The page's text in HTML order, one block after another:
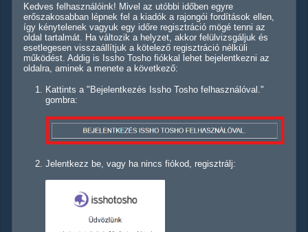
Kedves felhasználóink! Mivel az utóbbi időben egyre
erőszakosabban lépnek fel a kiadók a rajongói fordítások ellen,
így kénytelenek vagyuk egy időre regisztráció mögé tenni az
oldal tartalmát. Ha változik a helyzet, akkor felülvizsgáljuk és
esetlegesen visszaállítjuk a kötelező regisztráció nélküli
működést. Addig is Issho Tosho fiókkal lehet bejelentkezni az
oldalra, aminek a menete a következő:
Kattints a "Bejelentkezés Issho Tosho felhasználóval."
gombra:
Jelentkezz be, vagy ha nincs fiókod, regisztrálj: